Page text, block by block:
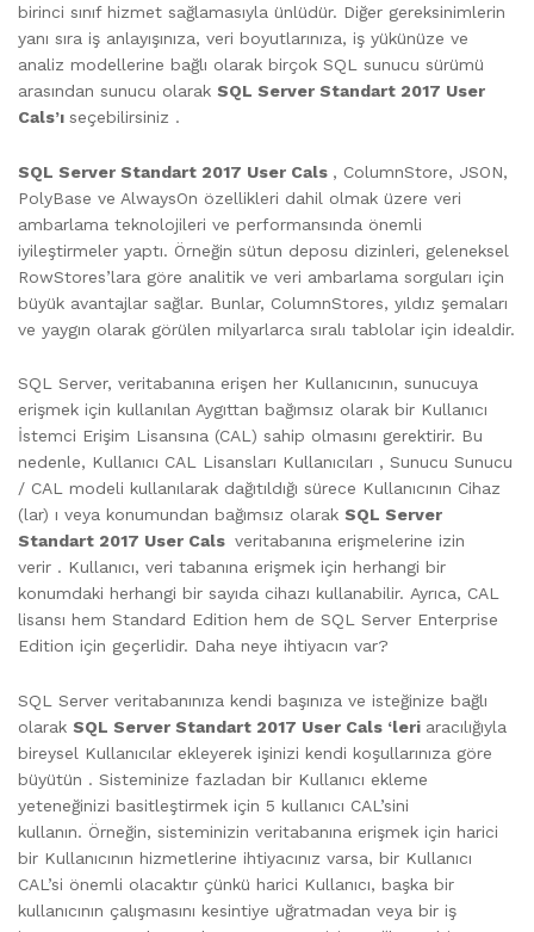
birinci sınıf hizmet sağlamasıyla ünlüdür. Diğer gereksinimlerin
yanı sıra iş anlayışınıza, veri boyutlarınıza, iş yükünüze ve
analiz modellerine bağlı olarak birçok SQL sunucu sürümü
arasından sunucu olarak SQL Server Standart 2017 User
Cals’ı seçebilirsiniz .
SQL Server Standart 2017 User Cals , ColumnStore, JSON,
PolyBase ve AlwaysOn özellikleri dahil olmak üzere veri
ambarlama teknolojileri ve performansında önemli
iyileştirmeler yaptı. Örneğin sütun deposu dizinleri, geleneksel
RowStores’lara göre analitik ve veri ambarlama sorguları için
büyük avantajlar sağlar. Bunlar, ColumnStores, yıldız şemaları
ve yaygın olarak görülen milyarlarca sıralı tablolar için idealdir.
SQL Server, veritabanına erişen her Kullanıcının, sunucuya
erişmek için kullanılan Aygıttan bağımsız olarak bir Kullanıcı
İstemci Erişim Lisansına (CAL) sahip olmasını gerektirir. Bu
nedenle, Kullanıcı CAL Lisansları Kullanıcıları , Sunucu Sunucu
/ CAL modeli kullanılarak dağıtıldığı sürece Kullanıcının Cihaz
(lar) ı veya konumundan bağımsız olarak SQL Server
Standart 2017 User Cals veritabanına erişmelerine izin
verir . Kullanıcı, veri tabanına erişmek için herhangi bir
konumdaki herhangi bir sayıda cihazı kullanabilir. Ayrıca, CAL
lisansı hem Standard Edition hem de SQL Server Enterprise
Edition için geçerlidir. Daha neye ihtiyacın var?
SQL Server veritabanınıza kendi başınıza ve isteğinize bağlı
olarak SQL Server Standart 2017 User Cals ‘leri aracılığıyla
bireysel Kullanıcılar ekleyerek işinizi kendi koşullarınıza göre
büyütün . Sisteminize fazladan bir Kullanıcı ekleme
yeteneğinizi basitleştirmek için 5 kullanıcı CAL’sini
kullanın. Örneğin, sisteminizin veritabanına erişmek için harici
bir Kullanıcının hizmetlerine ihtiyacınız varsa, bir Kullanıcı
CAL’si önemli olacaktır çünkü harici Kullanıcı, başka bir
kullanıcının çalışmasını kesintiye uğratmadan veya bir iş